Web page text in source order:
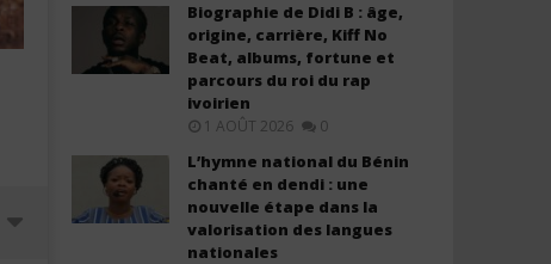
Biographie de Didi B : âge,
origine, carrière, Kiff No
Beat, albums, fortune et
parcours du roi du rap
ivoirien
1 AOÛT 2026 0
L’hymne national du Bénin
chanté en dendi : une
nouvelle étape dans la
valorisation des langues
nationales